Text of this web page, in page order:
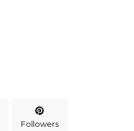
Followers